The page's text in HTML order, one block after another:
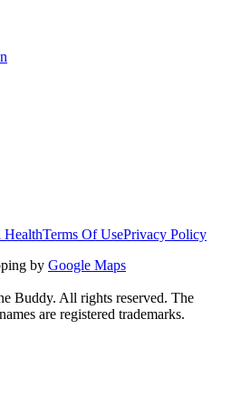
HealthTerms Of UsePrivacy Policy
by Google Maps
Buddy. All rights reserved. The
are registered trademarks.